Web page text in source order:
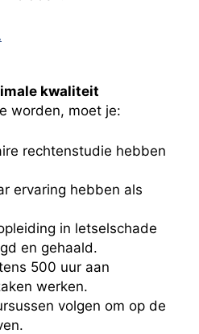
kwaliteit
worden, moet je:
rechtenstudie hebben
ervaring hebben als
in letselschade
en gehaald.
500 uur aan
werken.
volgen om op de